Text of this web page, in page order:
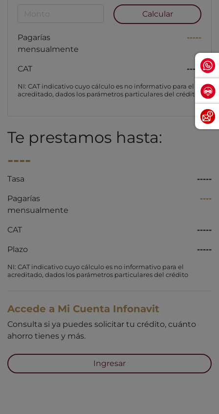
Calcular
Pagarías
mensualmente
-----
CAT -----
NI: CAT indicativo cuyo cálculo es no informativo para el
acreditado, dados los parámetros particulares del crédito
Te prestamos hasta:
----
Tasa -----
Pagarías
mensualmente
----
CAT -----
Plazo -----
NI: CAT indicativo cuyo cálculo es no informativo para el
acreditado, dados los parámetros particulares del crédito
Accede a Mi Cuenta Infonavit
Consulta si ya puedes solicitar tu crédito, cuánto
ahorro tienes y más.
Ingresar